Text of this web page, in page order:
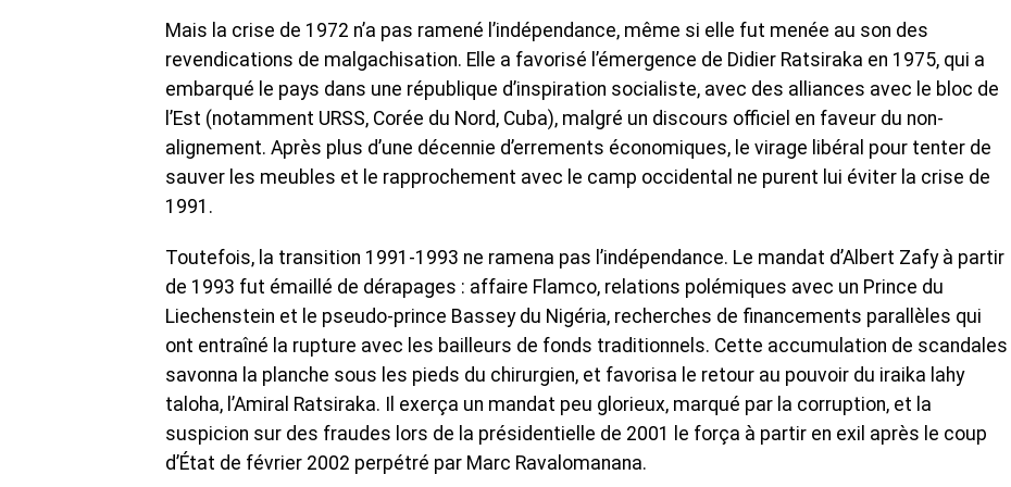
Mais la crise de 1972 n’a pas ramené l’indépendance, même si elle fut menée au son des
revendications de malgachisation. Elle a favorisé l’émergence de Didier Ratsiraka en 1975, qui a
embarqué le pays dans une république d’inspiration socialiste, avec des alliances avec le bloc de
l’Est (notamment URSS, Corée du Nord, Cuba), malgré un discours officiel en faveur du non-
alignement. Après plus d’une décennie d’errements économiques, le virage libéral pour tenter de
sauver les meubles et le rapprochement avec le camp occidental ne purent lui éviter la crise de
1991.
Toutefois, la transition 1991-1993 ne ramena pas l’indépendance. Le mandat d’Albert Zafy à partir
de 1993 fut émaillé de dérapages : affaire Flamco, relations polémiques avec un Prince du
Liechenstein et le pseudo-prince Bassey du Nigéria, recherches de financements parallèles qui
ont entraîné la rupture avec les bailleurs de fonds traditionnels. Cette accumulation de scandales
savonna la planche sous les pieds du chirurgien, et favorisa le retour au pouvoir du iraika lahy
taloha, l’Amiral Ratsiraka. Il exerça un mandat peu glorieux, marqué par la corruption, et la
suspicion sur des fraudes lors de la présidentielle de 2001 le força à partir en exil après le coup
d’État de février 2002 perpétré par Marc Ravalomanana.